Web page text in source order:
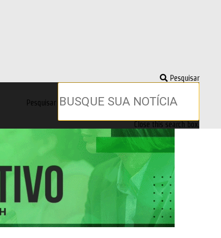
Pesquisar
Pesquisar
Close this search box.